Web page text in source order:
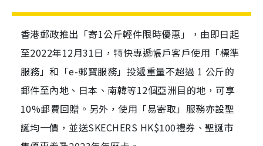
香港郵政推出「寄1公斤輕件限時優惠」，由即日起
至2022年12月31日，特快專遞帳戶客戶使用「標準
服務」和「e-郵寶服務」投遞重量不超過 1 公斤的
郵件至內地、日本、南韓等12個亞洲目的地，可享
10%郵費回贈。另外，使用「易寄取」服務亦設聖
誕均一價，並送SKECHERS HK$100禮券、聖誕市